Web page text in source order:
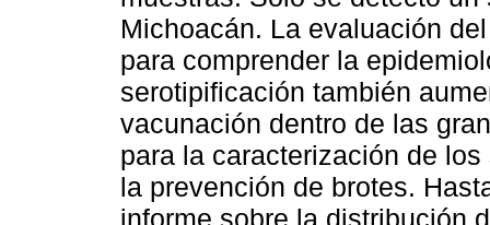
Michoacán. La evaluación
para comprender la
serotipificación también
vacunación dentro de las
para la caracterización de
la prevención de brotes.
informe sobre la distribución